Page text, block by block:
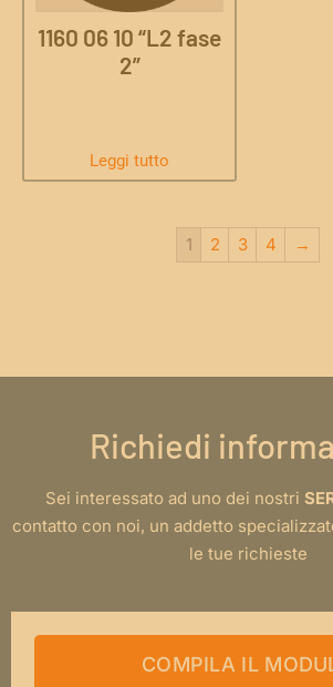
1160 06 10 “L2 fase
2”
Leggi tutto
1 2 3 4 →
Richiedi
Sei interessato ad uno dei nostri
contatto con noi, un addetto
le tue richieste
COMPILA IL